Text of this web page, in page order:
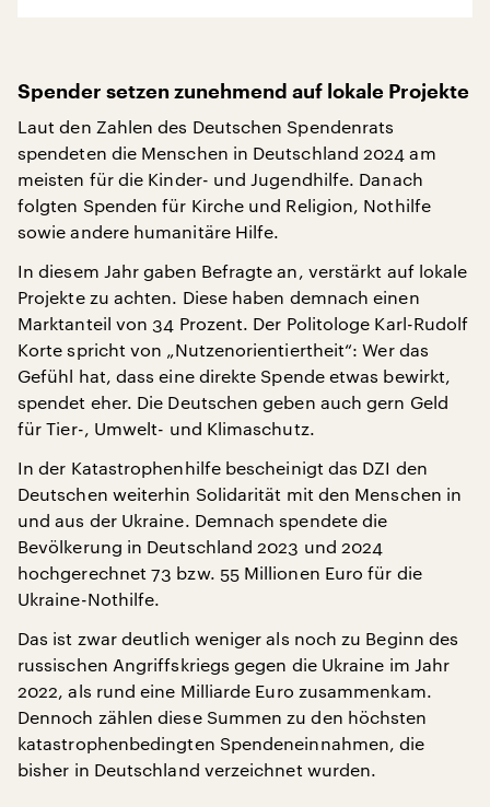
Spender setzen zunehmend auf lokale Projekte
Laut den Zahlen des Deutschen Spendenrats
spendeten die Menschen in Deutschland 2024 am
meisten für die Kinder- und Jugendhilfe. Danach
folgten Spenden für Kirche und Religion, Nothilfe
sowie andere humanitäre Hilfe.
In diesem Jahr gaben Befragte an, verstärkt auf lokale
Projekte zu achten. Diese haben demnach einen
Marktanteil von 34 Prozent. Der Politologe Karl-Rudolf
Korte spricht von „Nutzenorientiertheit“: Wer das
Gefühl hat, dass eine direkte Spende etwas bewirkt,
spendet eher. Die Deutschen geben auch gern Geld
für Tier-, Umwelt- und Klimaschutz.
In der Katastrophenhilfe bescheinigt das DZI den
Deutschen weiterhin Solidarität mit den Menschen in
und aus der Ukraine. Demnach spendete die
Bevölkerung in Deutschland 2023 und 2024
hochgerechnet 73 bzw. 55 Millionen Euro für die
Ukraine-Nothilfe.
Das ist zwar deutlich weniger als noch zu Beginn des
russischen Angriffskriegs gegen die Ukraine im Jahr
2022, als rund eine Milliarde Euro zusammenkam.
Dennoch zählen diese Summen zu den höchsten
katastrophenbedingten Spendeneinnahmen, die
bisher in Deutschland verzeichnet wurden.